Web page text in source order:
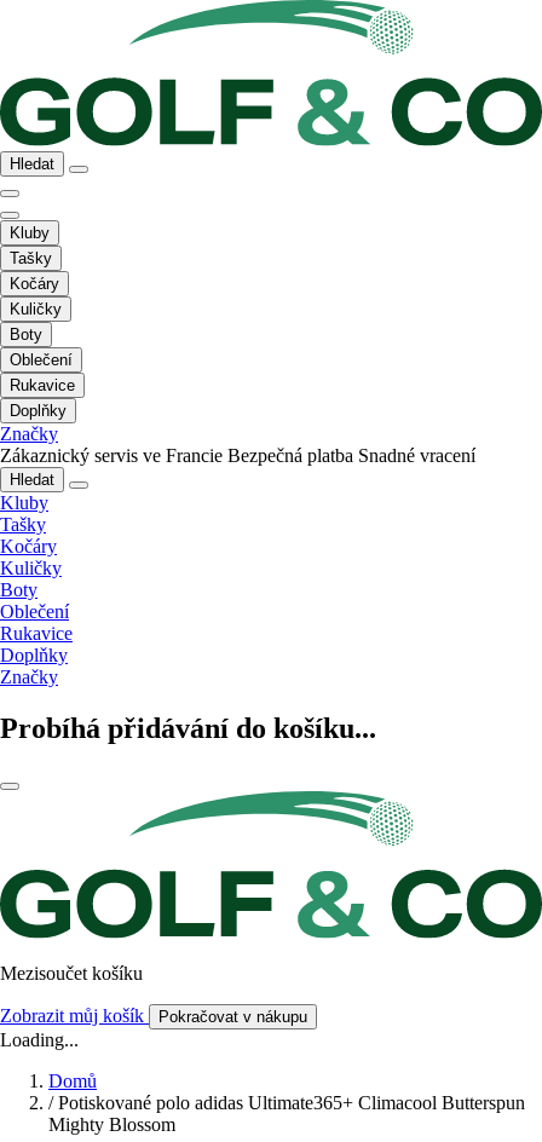
Hledat
Kluby
Tašky
Kočáry
Kuličky
Boty
Oblečení
Rukavice
Doplňky
Značky
Zákaznický servis ve Francie Bezpečná platba Snadné vracení
Hledat
Kluby
Tašky
Kočáry
Kuličky
Boty
Oblečení
Rukavice
Doplňky
Značky
Probíhá přidávání do košíku...
Mezisoučet košíku
Zobrazit můj košík Pokračovat v nákupu
Loading...
Domů
/ Potiskované polo adidas Ultimate365+ Climacool Butterspun
Mighty Blossom